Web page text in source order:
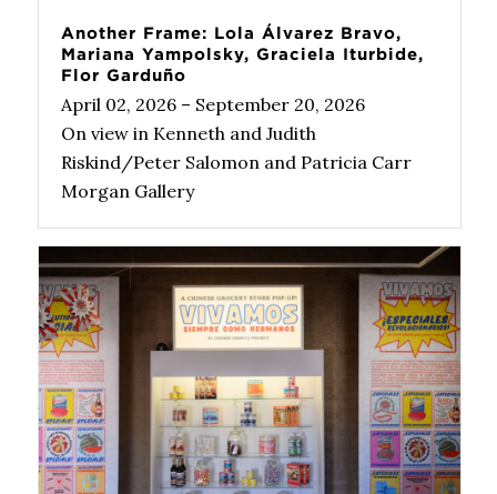
Another Frame: Lola Álvarez Bravo,
Mariana Yampolsky, Graciela Iturbide,
Flor Garduño
April 02, 2026 – September 20, 2026
On view in Kenneth and Judith
Riskind/Peter Salomon and Patricia Carr
Morgan Gallery